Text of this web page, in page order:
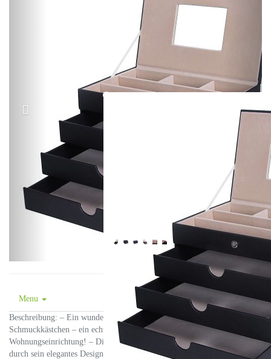
Menu
Beschreibung: – Ein wunderschönes, elegantes und zeitloses
Schmuckkästchen – ein echter Hingucker in jeder modernen
Wohnungseinrichtung! – Dieser edle Schmuckkoffer überzeugt nicht nur
durch sein elegantes Design, sondern auch durch seine Funktionalität. Er